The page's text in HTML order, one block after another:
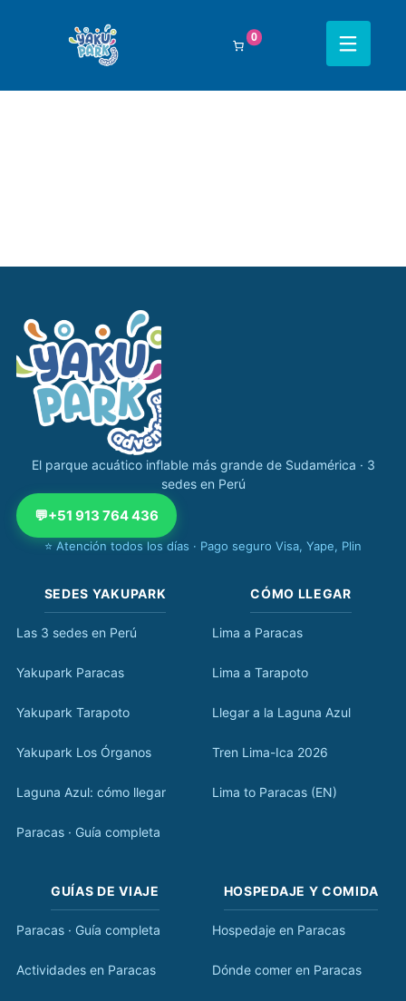
0
Navegación completa Yakupark
El parque acuático inflable más grande de Sudamérica · 3
sedes en Perú
💬+51 913 764 436
⭐ Atención todos los días · Pago seguro Visa, Yape, Plin
SEDES YAKUPARK
Las 3 sedes en Perú
Yakupark Paracas
Yakupark Tarapoto
Yakupark Los Órganos
Laguna Azul: cómo llegar
Paracas · Guía completa
CÓMO LLEGAR
Lima a Paracas
Lima a Tarapoto
Llegar a la Laguna Azul
Tren Lima-Ica 2026
Lima to Paracas (EN)
GUÍAS DE VIAJE
Paracas · Guía completa
Actividades en Paracas
HOSPEDAJE Y COMIDA
Hospedaje en Paracas
Dónde comer en Paracas